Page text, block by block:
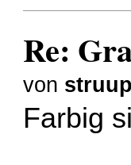
Re:
von
Farbig